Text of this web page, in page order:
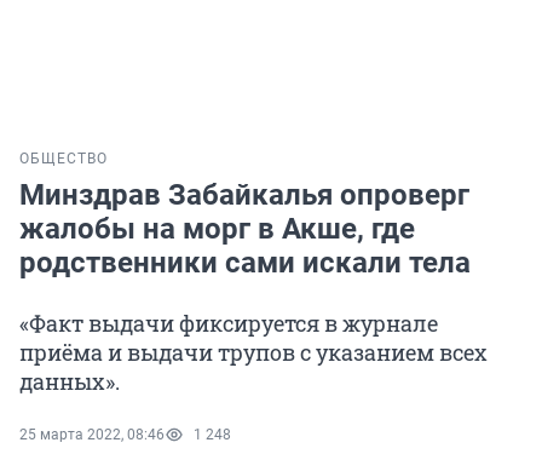
ОБЩЕСТВО
Минздрав Забайкалья опроверг
жалобы на морг в Акше, где
родственники сами искали тела
«Факт выдачи фиксируется в журнале
приёма и выдачи трупов с указанием всех
данных».
25 марта 2022, 08:46 1 248